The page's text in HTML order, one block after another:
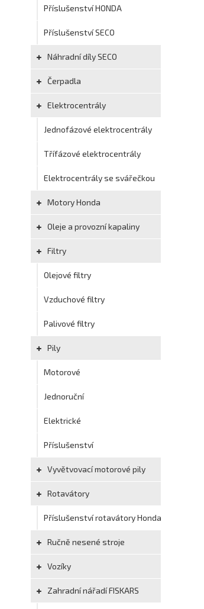
Příslušenství HONDA
Příslušenství SECO
Náhradní díly SECO
Čerpadla
Elektrocentrály
Jednofázové elektrocentrály
Třífázové elektrocentrály
Elektrocentrály se svářečkou
Motory Honda
Oleje a provozní kapaliny
Filtry
Olejové filtry
Vzduchové filtry
Palivové filtry
Pily
Motorové
Jednoruční
Elektrické
Příslušenství
Vyvětvovací motorové pily
Rotavátory
Příslušenství rotavátory Honda
Ručně nesené stroje
Vozíky
Zahradní nářadí FISKARS